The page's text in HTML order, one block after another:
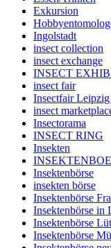
Exkursion
Ingolstadt
insect collection
insect exchange
INSECT
insect fair
Insectfair
insect
Insectorama
INSECT RING
Insekten
Insektenbörse
insekten börse
Insektenbörse
Insektenbörse in
Insektenbörse
Insektenbörse